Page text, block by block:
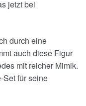
jetzt bei
durch eine
auch diese Figur
mit reicher Mimik.
Set für seine